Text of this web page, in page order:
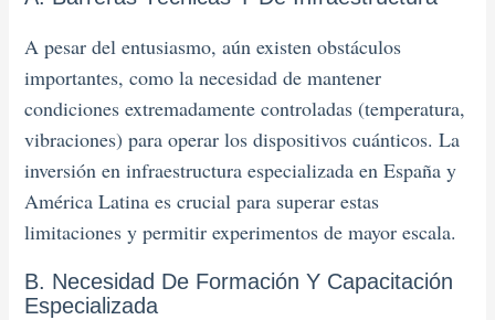
A pesar del entusiasmo, aún existen obstáculos
importantes, como la necesidad de mantener
condiciones extremadamente controladas (temperatura,
vibraciones) para operar los dispositivos cuánticos. La
inversión en infraestructura especializada en España y
América Latina es crucial para superar estas
limitaciones y permitir experimentos de mayor escala.
B. Necesidad De Formación Y Capacitación
Especializada